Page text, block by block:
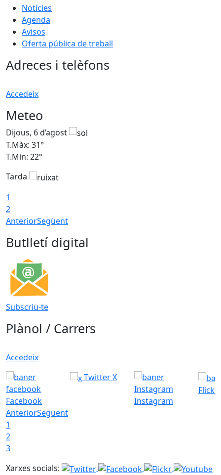
Notícies
Agenda
Avisos
Oferta pública de treball
Adreces i telèfons
Accedeix
Meteo
Dijous, 6 d’agost
T.Màx: 31°
T.Min: 22°
Tarda
1
2
AnteriorSegüent
Butlletí digital
Subscriu-te
Plànol / Carrers
Accedeix
Facebook
Twitter X
Instagram
Flickr
AnteriorSegüent
1
2
3
Xarxes socials: